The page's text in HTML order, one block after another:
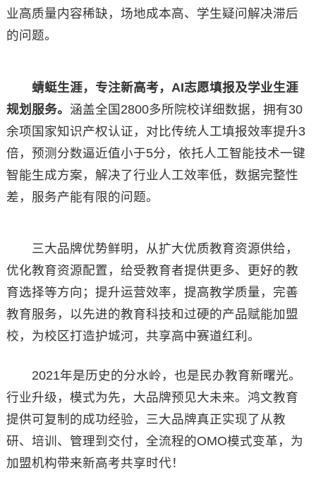
业高质量内容稀缺，场地成本高、学生疑问解决滞后
的问题。
蜻蜓生涯，专注新高考， AI志愿填报及学业生涯
规划服务。 涵盖全国2800多所院校详细数据，拥有30
余项国家知识产权认证，对比传统人工填报效率提升3
倍，预测分数逼近值小于5分，依托人工智能技术一键
智能生成方案，解决了行业人工效率低，数据完整性
差，服务产能有限的问题。
三大品牌优势鲜明，从扩大优质教育资源供给，
优化教育资源配置，给受教育者提供更多、更好的教
育选择等方向；提升运营效率，提高教学质量，完善
教育服务，以先进的教育科技和过硬的产品赋能加盟
校，为校区打造护城河，共享高中赛道红利。
2021年是历史的分水岭，也是民办教育新曙光。
行业升级，模式为先，大品牌预见大未来。鸿文教育
提供可复制的成功经验，三大品牌真正实现了从教
研、培训、管理到交付，全流程的OMO模式变革，为
加盟机构带来新高考共享时代！